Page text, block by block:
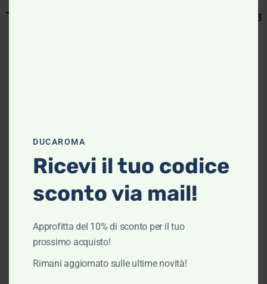
Trench donna – Barbour Colmar
DUCAROMA
Ricevi il tuo codice
sconto via mail!
Approfitta del 10% di sconto per il tuo
prossimo acquisto!
Rimani aggiornato sulle ultime novità!